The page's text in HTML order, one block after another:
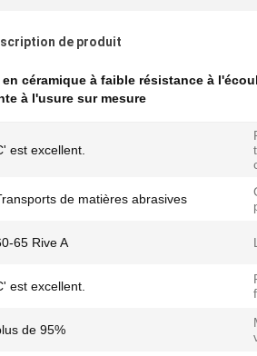
de produit
céramique à faible résistance à
à l'usure sur mesure
est excellent.
de matières abrasives
65 Rive A
est excellent.
de 95%